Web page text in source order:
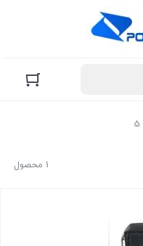
1 محصول